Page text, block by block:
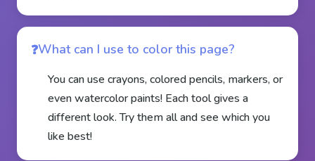
What can I use to color this page?
You can use crayons, colored pencils, markers, or
even watercolor paints! Each tool gives a
different look. Try them all and see which you
like best!